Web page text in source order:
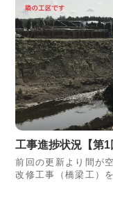
工事進捗状況【第1
前回の更新より間が
改修工事（橋梁工）を更